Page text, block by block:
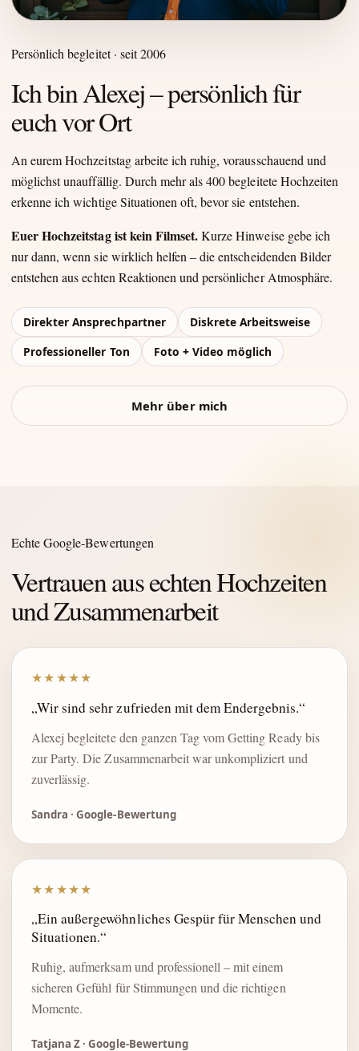
Persönlich begleitet · seit 2006
Ich bin Alexej – persönlich für
euch vor Ort
An eurem Hochzeitstag arbeite ich ruhig, vorausschauend und
möglichst unauffällig. Durch mehr als 400 begleitete Hochzeiten
erkenne ich wichtige Situationen oft, bevor sie entstehen.
Euer Hochzeitstag ist kein Filmset.Kurze Hinweise gebe ich
nur dann, wenn sie wirklich helfen – die entscheidenden Bilder
entstehen aus echten Reaktionen und persönlicher Atmosphäre.
Direkter Ansprechpartner
Diskrete Arbeitsweise
Professioneller Ton
Foto + Video möglich
Mehr über mich
Echte Google-Bewertungen
Vertrauen aus echten Hochzeiten
und Zusammenarbeit
★★★★★
„Wir sind sehr zufrieden mit dem Endergebnis.“
Alexej begleitete den ganzen Tag vom Getting Ready bis
zur Party. Die Zusammenarbeit war unkompliziert und
zuverlässig.
Sandra · Google-Bewertung
★★★★★
„Ein außergewöhnliches Gespür für Menschen und
Situationen.“
Ruhig, aufmerksam und professionell – mit einem
sicheren Gefühl für Stimmungen und die richtigen
Momente.
Tatjana Z · Google-Bewertung